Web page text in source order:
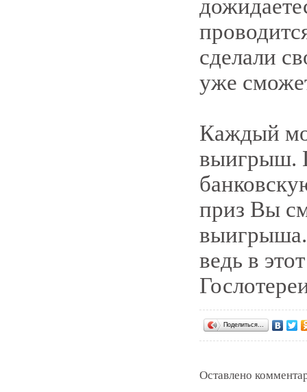
сделали
уже
Каждый
выигрыш.
приз Вы
выигрыша.
ведь в
Поделиться…
Оставлено